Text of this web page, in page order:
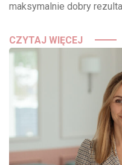
maksymalnie dobry
CZYTAJ WIĘCEJ